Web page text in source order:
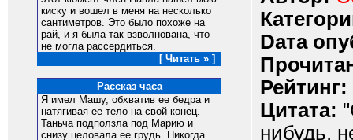
киску и вошел в меня на несколько
сантиметров. Это было похоже на
рай, и я была так взволнована, что
не могла рассердиться.
[ Читать » ]
Рассказ часа
Я имел Машу, обхватив ее бедра и
натягивая ее тело на свой конец.
Таньча подползла под Марию и
снизу целовала ее грудь. Никогда
Dата
Рейтинг:
Цитата:
нибудь,